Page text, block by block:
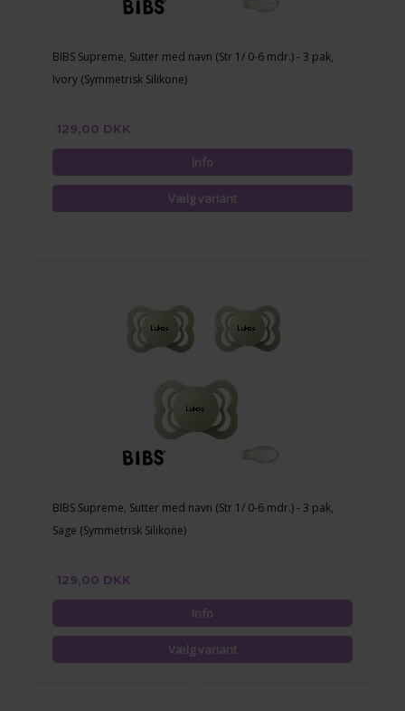
BIBS Supreme, Sutter med navn (Str 1/ 0-6 mdr.) - 3 pak,
Ivory (Symmetrisk Silikone)
129,00 DKK
BIBS Supreme, Sutter med navn (Str 1/ 0-6 mdr.) - 3 pak,
Sage (Symmetrisk Silikone)
129,00 DKK